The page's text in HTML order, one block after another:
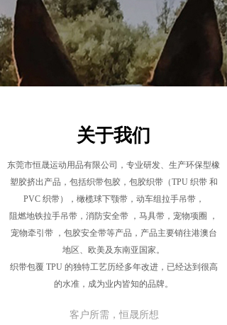
关于我们
东莞市恒晟运动用品有限公司，专业研发、生产环保型橡
塑胶挤出产品，包括织带包胶，包胶织带（TPU 织带 和
PVC 织带），橄榄球下颚带，动车组拉手吊带，
阻燃地铁拉手吊带，消防安全带 ，马具带，宠物项圈 ，
宠物牵引带 ，包胶安全带等产品，产品主要销往港澳台
地区、欧美及东南亚国家。
织带包覆 TPU 的独特工艺历经多年改进，已经达到很高
的水准，成为业内皆知的品牌。
客户所需，恒晟所想